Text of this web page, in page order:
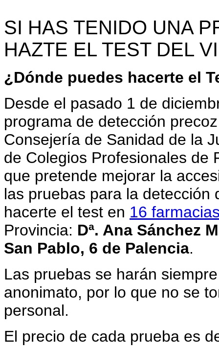
SI HAS TENIDO UNA
HAZTE EL TEST DEL
¿Dónde puedes hacerte el
Desde el pasado 1 de
programa de detección
Consejería de Sanidad de la
de Colegios Profesionales de
que pretende mejorar la
las pruebas para la detección
hacerte el test en 16
Provincia: Dª. Ana Sánchez
San Pablo, 6 de Palencia.
Las pruebas se harán
anonimato, por lo que no se
personal.
El precio de cada prueba es